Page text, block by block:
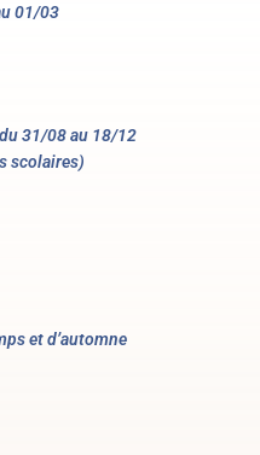
01/03
31/08 au 18/12
scolaires)
et d’automne